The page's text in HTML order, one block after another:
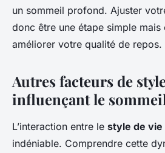
un sommeil profond. Ajuster
donc être une étape simple
améliorer votre qualité de repos.
Autres facteurs de
influençant le
L’interaction entre le style de
indéniable. Comprendre cette